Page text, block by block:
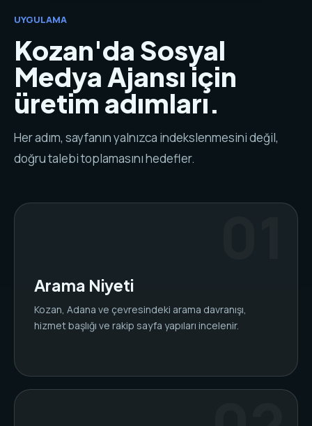
UYGULAMA
Kozan'da Sosyal
Medya Ajansı için
üretim adımları.
Her adım, sayfanın yalnızca indekslenmesini değil,
doğru talebi toplamasını hedefler.
Arama Niyeti
Kozan, Adana ve çevresindeki arama davranışı,
hizmet başlığı ve rakip sayfa yapıları incelenir.